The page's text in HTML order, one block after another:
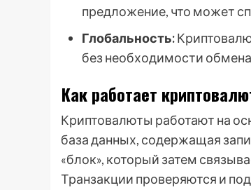
предложение, что может
Глобальность:
без необходимости
Как работает
Криптовалюты работают на
база данных, содержащая
«блок», который затем
Транзакции проверяются и